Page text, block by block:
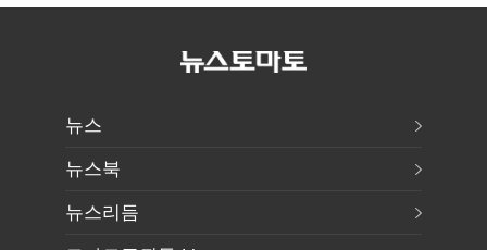
바로 매출로
3분의 1 토막…
비용부터 챙긴다
뒷걸음
뉴스
뉴스북
뉴스리듬